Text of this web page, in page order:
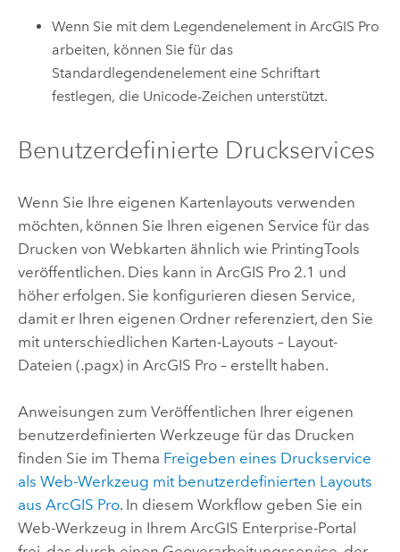
Wenn Sie mit dem Legendenelement inArcGIS Pro
arbeiten, können Sie für das
Standardlegendenelement eine Schriftart
festlegen, die Unicode-Zeichen unterstützt.
Benutzerdefinierte Druckservices
Wenn Sie Ihre eigenen Kartenlayouts verwenden
möchten, können Sie Ihren eigenen Service für das
Drucken von Webkarten ähnlich wie PrintingTools
veröffentlichen. Dies kann in ArcGIS Pro2.1 und
höher erfolgen. Sie konfigurieren diesen Service,
damit er Ihren eigenen Ordner referenziert, den Sie
mit unterschiedlichen Karten-Layouts – Layout-
Dateien (.pagx) in ArcGIS Pro– erstellt haben.
Anweisungen zum Veröffentlichen Ihrer eigenen
benutzerdefinierten Werkzeuge für das Drucken
finden Sie im Thema Freigeben eines Druckservice
als Web-Werkzeug mit benutzerdefinierten Layouts
aus ArcGIS Pro. In diesem Workflow geben Sie ein
Web-Werkzeug in Ihrem ArcGIS Enterprise-Portal